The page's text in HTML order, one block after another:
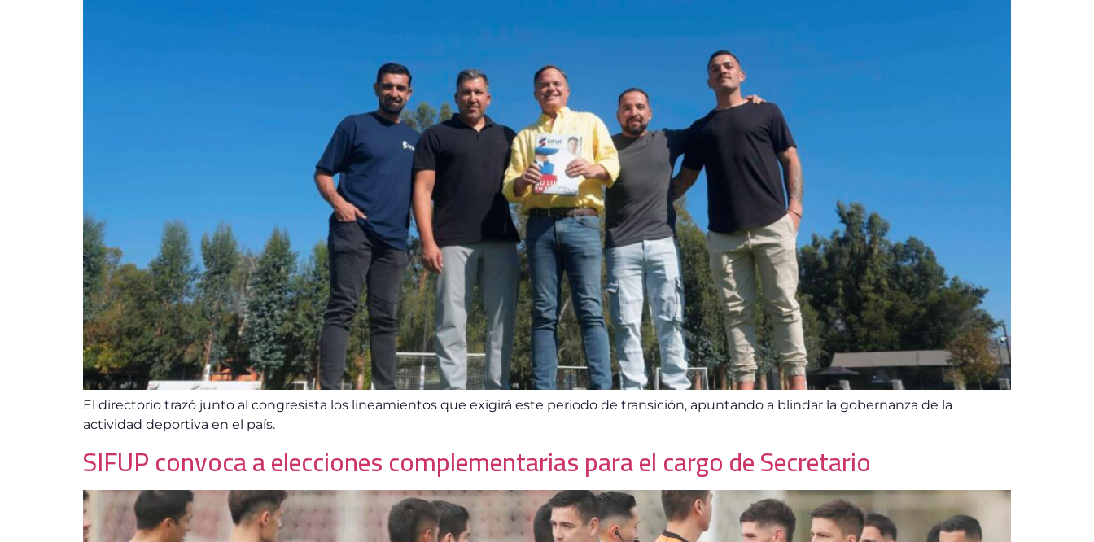
El directorio trazó junto al congresista los lineamientos que exigirá este periodo de transición, apuntando a blindar la gobernanza de la
actividad deportiva en el país.
SIFUP convoca a elecciones complementarias para el cargo de Secretario